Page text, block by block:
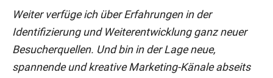
Weiter verfüge ich über Erfahrungen in der
Identifizierung und Weiterentwicklung ganz neuer
Besucherquellen. Und bin in der Lage neue,
spannende und kreative Marketing-Känale abseits